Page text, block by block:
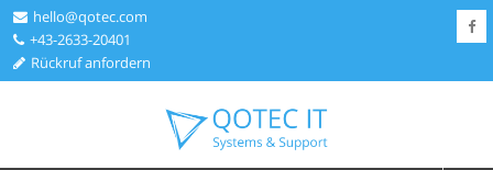
hello@qotec.com
+43-2633-20401
Rückruf anfordern